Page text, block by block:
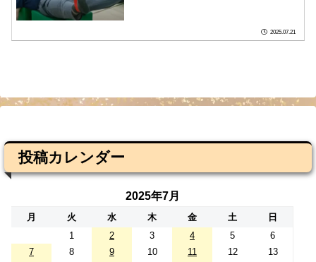
2025.07.21
投稿カレンダー
2025年7月
月 火 水 木 金 土
日
1
2 3 4 5
6
7
8 9 10 11 12
13